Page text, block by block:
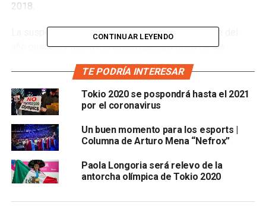
2018.
La suspensión correrá a partir del 16 de noviembre del
año pasado, y así, la marchista quedará fuera de los
Panamericanos de Lima 2019, el Campeonato Mundial
de Qatar 2019 y los Juegos Olímpicos de Tokio 2020.
Además, se dio a conocer que la decisión que se ha
tomado puede ser apelable, por lo que Lupita González
aún puede pelear dicha determinación
CONTINUAR LEYENDO
TE PODRÍA INTERESAR
Tokio 2020 se pospondrá hasta el 2021
por el coronavirus
Un buen momento para los esports |
Columna de Arturo Mena “Nefrox”
Paola Longoria será relevo de la
antorcha olímpica de Tokio 2020